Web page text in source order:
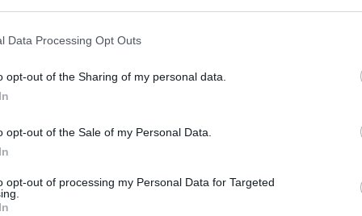
Data Processing Opt Outs
opt-out of the Sharing of my personal data.
opt-out of the Sale of my Personal Data.
opt-out of processing my Personal Data for Targeted
τη ζωή», είπε, περιγράφοντας τη
τότε.
παιδί μόνη σου»
μίλησε χωρίς ωραιοποίηση για τη
και ανόητο είναι να μεγαλώνω μόνη μου
μόνη σου, είναι λάθος. Το παιδί χρειάζεται
έκανε να αναθεωρήσει βαθιά ριζωμένες
newsletter
Αποδέχομαι τουςόρους χρήσης